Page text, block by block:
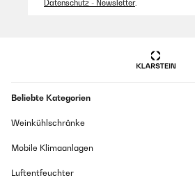
Datenschutz - Newsletter.
Beliebte Kategorien
Weinkühlschränke
Mobile Klimaanlagen
Luftentfeuchter